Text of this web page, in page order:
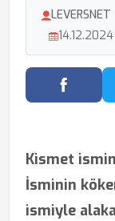
LEVERSNET
14.12.2024
Kismet
İsminin
ismiyle